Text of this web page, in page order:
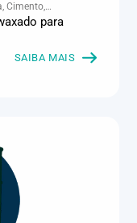
Cimento,
Embalagens
e cosmética,
MRO e
Papel e
para
SAIBA MAIS